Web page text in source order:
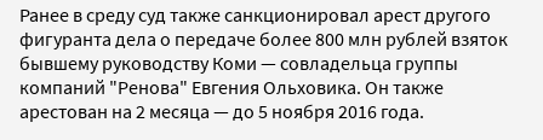
Ранее в среду суд также санкционировал арест другого
фигуранта дела о передаче более 800 млн рублей взяток
бывшему руководству Коми —совладельца группы
компаний "Ренова" Евгения Ольховика. Он также
арестован на 2 месяца — до 5 ноября 2016 года.